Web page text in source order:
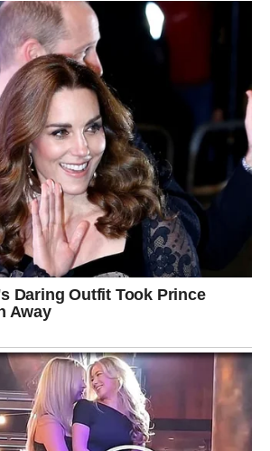
odluka – ali često ona koja najviše
– Strast i istina idu
intenzivne strasti
, ali i
Naredna tri dana donose
biti teški, ali oslobađajući. Maske
se ili produbljuje ili jasno pokazuje
si slobodan, privlačiš nekoga ko te